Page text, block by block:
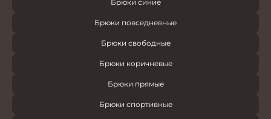
Брюки синие
Брюки повседневные
Брюки свободные
Брюки коричневые
Брюки прямые
Брюки спортивные